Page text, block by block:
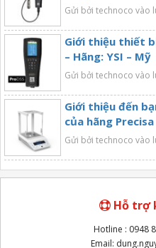
Gửi bởi technoco vào
Giới thiệu thiết
– Hãng: YSI – Mỹ
Gửi bởi technoco vào
Giới thiệu đến
của hãng Precisa
Gửi bởi technoco vào
Hỗ trợ
Hotline : 0948
Email: